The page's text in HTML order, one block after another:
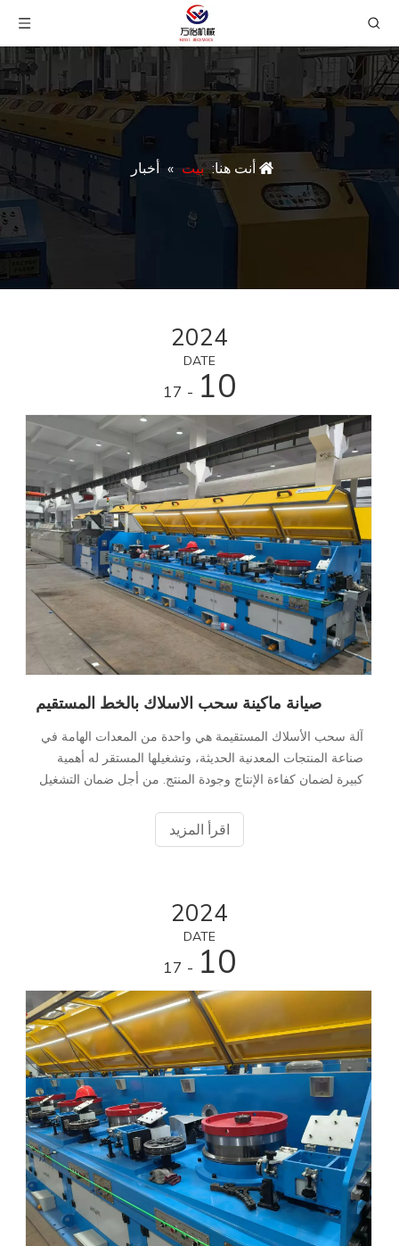
أنت هنا: بيت » أخبار
2024
DATE
10
- 17
صيانة ماكينة سحب الاسلاك بالخط المستقيم
آلة سحب الأسلاك المستقيمة هي واحدة من المعدات الهامة في
صناعة المنتجات المعدنية الحديثة، وتشغيلها المستقر له أهمية
كبيرة لضمان كفاءة الإنتاج وجودة المنتج. من أجل ضمان التشغيل
اقرأ المزيد
2024
DATE
10
- 17